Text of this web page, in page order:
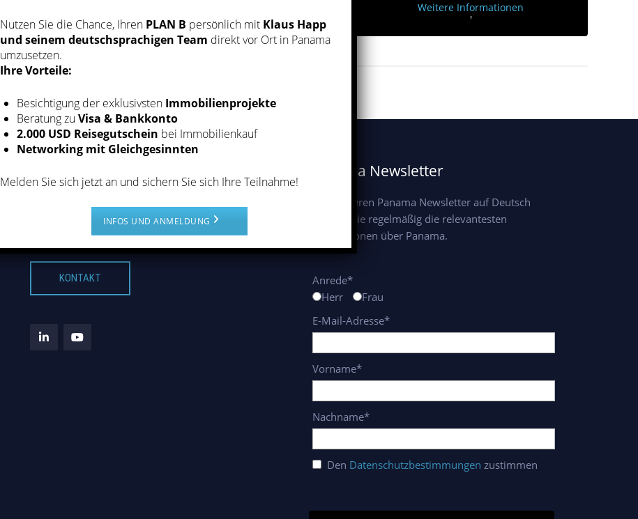
Weitere Informationen
'
und uns um Ihre Immobilien in Panama nachhaltig
KONTAKT
Panama Newsletter
Über unseren Panama Newsletter auf Deutsch
erhalten Sie regelmäßig die relevantesten
Informationen über Panama.
Anrede*
Herr
Frau
E-Mail-Adresse*
Vorname*
Nachname*
Den Datenschutzbestimmungen zustimmen
Nutzen Sie die Chance, Ihren PLAN B persönlich mit Klaus Happ
und seinem deutschsprachigen Team direkt vor Ort in Panama
umzusetzen.
Ihre Vorteile:
Besichtigung der exklusivsten Immobilienprojekte
Beratung zuVisa & Bankkonto
2.000 USD Reisegutschein bei Immobilienkauf
Networking mit Gleichgesinnten
Melden Sie sich jetzt an und sichern Sie sich Ihre Teilnahme!
INFOS UND ANMELDUNG